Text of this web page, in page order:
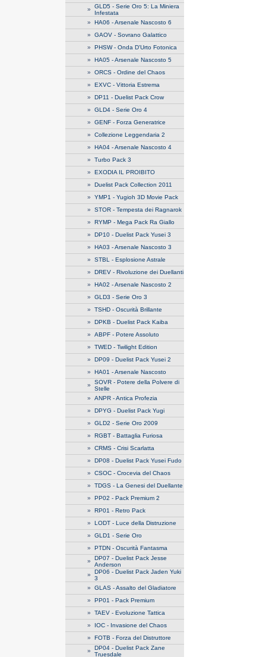
» GLD5 - Serie Oro 5: La Miniera
Infestata
» HA06 - Arsenale Nascosto 6
» GAOV - Sovrano Galattico
» PHSW - Onda D'Urto Fotonica
» HA05 - Arsenale Nascosto 5
» ORCS - Ordine del Chaos
» EXVC - Vittoria Estrema
» DP11 - Duelist Pack Crow
» GLD4 - Serie Oro 4
» GENF - Forza Generatrice
» Collezione Leggendaria 2
» HA04 - Arsenale Nascosto 4
» Turbo Pack 3
» EXODIA IL PROIBITO
» Duelist Pack Collection 2011
» YMP1 - Yugioh 3D Movie Pack
» STOR - Tempesta dei Ragnarok
» RYMP - Mega Pack Ra Giallo
» DP10 - Duelist Pack Yusei 3
» HA03 - Arsenale Nascosto 3
» STBL - Esplosione Astrale
» DREV - Rivoluzione dei Duellanti
» HA02 - Arsenale Nascosto 2
» GLD3 - Serie Oro 3
» TSHD - Oscurità Brillante
» DPKB - Duelist Pack Kaiba
» ABPF - Potere Assoluto
» TWED - Twilight Edition
» DP09 - Duelist Pack Yusei 2
» HA01 - Arsenale Nascosto
» SOVR - Potere della Polvere di
Stelle
» ANPR - Antica Profezia
» DPYG - Duelist Pack Yugi
» GLD2 - Serie Oro 2009
» RGBT - Battaglia Furiosa
» CRMS - Crisi Scarlatta
» DP08 - Duelist Pack Yusei Fudo
» CSOC - Crocevia del Chaos
» TDGS - La Genesi del Duellante
» PP02 - Pack Premium 2
» RP01 - Retro Pack
» LODT - Luce della Distruzione
» GLD1 - Serie Oro
» PTDN - Oscurità Fantasma
» DP07 - Duelist Pack Jesse
Anderson
» DP06 - Duelist Pack Jaden Yuki
3
» GLAS - Assalto del Gladiatore
» PP01 - Pack Premium
» TAEV - Evoluzione Tattica
» IOC - Invasione del Chaos
» FOTB - Forza del Distruttore
» DP04 - Duelist Pack Zane
Truesdale